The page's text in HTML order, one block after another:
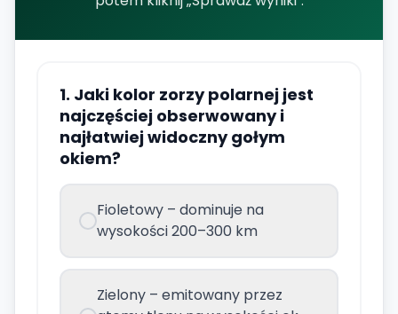
1. Jaki kolor zorzy polarnej jest
najczęściej obserwowany i
najłatwiej widoczny gołym
okiem?
Fioletowy – dominuje na
wysokości 200–300 km
Zielony – emitowany przez